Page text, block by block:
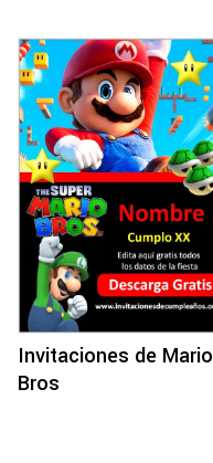
Invitaciones de Mario
Bros